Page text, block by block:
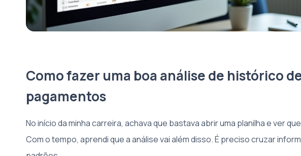
Como fazer uma boa análise de histórico
pagamentos
No início da minha carreira, achava que bastava abrir uma planilha e ver
Com o tempo, aprendi que a análise vai além disso. É preciso cruzar